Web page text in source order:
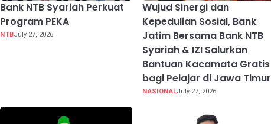
Bank NTB Syariah Perkuat
Program PEKA
NTBJuly 27, 2026
Wujud Sinergi dan
Kepedulian Sosial, Bank
Jatim Bersama Bank NTB
Syariah & IZI Salurkan
Bantuan Kacamata Gratis
bagi Pelajar di Jawa Timur
NASIONALJuly 27, 2026